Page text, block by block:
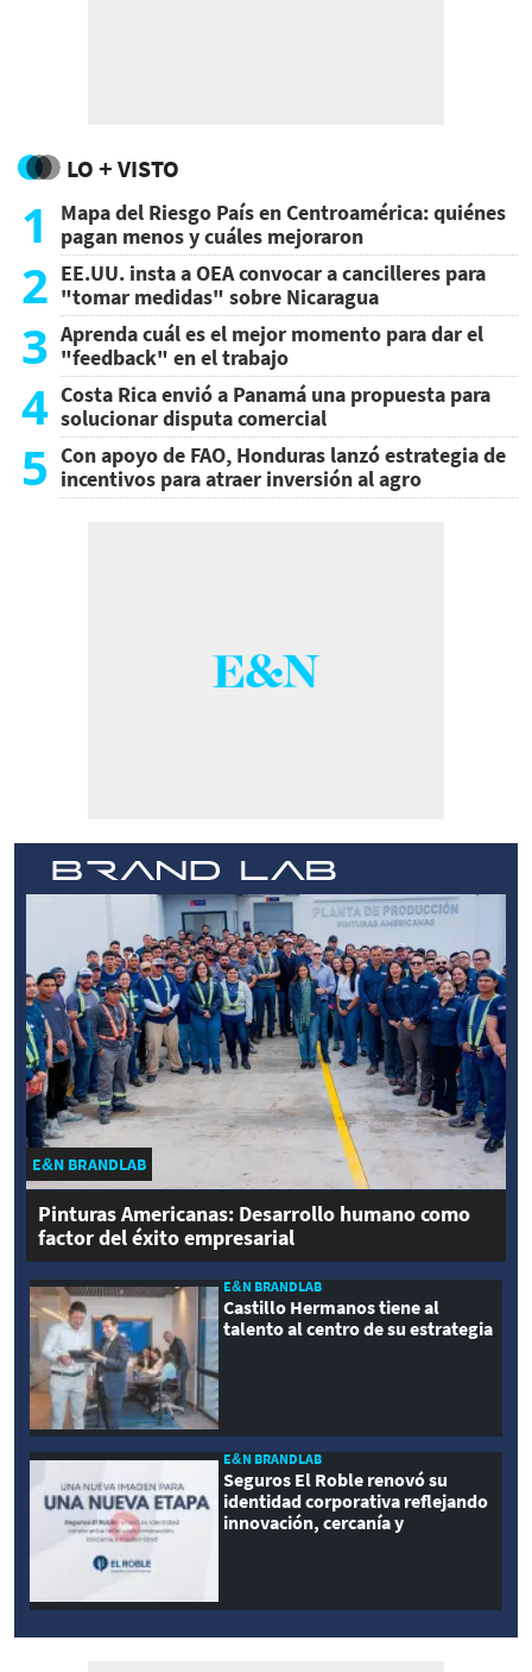
LO + VISTO
1
Mapa del Riesgo País en Centroamérica: quiénes
pagan menos y cuáles mejoraron
2 EE.UU. insta a OEA convocar a cancilleres para
"tomar medidas" sobre Nicaragua
3 Aprenda cuál es el mejor momento para dar el
"feedback" en el trabajo
4 Costa Rica envió a Panamá una propuesta para
solucionar disputa comercial
5 Con apoyo de FAO, Honduras lanzó estrategia de
incentivos para atraer inversión al agro
E&N BRANDLAB
Pinturas Americanas: Desarrollo humano como
factor del éxito empresarial
E&N BRANDLAB
Castillo Hermanos tiene al
talento al centro de su estrategia
E&N BRANDLAB
Seguros El Roble renovó su
identidad corporativa reflejando
innovación, cercanía y